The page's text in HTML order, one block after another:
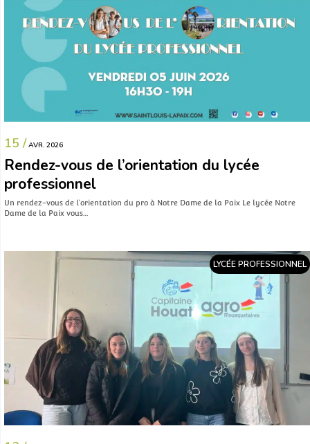
15 / AVR. 2026
Rendez-vous de l’orientation du lycée
professionnel
Un rendez-vous de l’orientation du pro à Notre Dame de la Paix Le lycée Notre
Dame de la Paix vous…
LYCÉE PROFESSIONNEL